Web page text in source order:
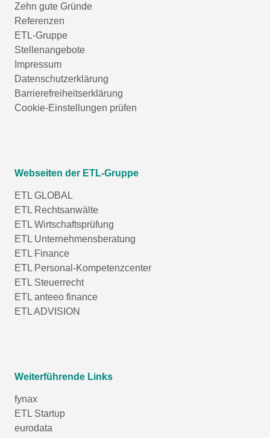
Zehn gute Gründe
Referenzen
ETL-Gruppe
Stellenangebote
Impressum
Datenschutzerklärung
Barrierefreiheitserklärung
Cookie-Einstellungen prüfen
Webseiten der ETL-Gruppe
ETL GLOBAL
ETL Rechtsanwälte
ETL Wirtschaftsprüfung
ETL Unternehmensberatung
ETL Finance
ETL Personal-Kompetenzcenter
ETL Steuerrecht
ETL anteeo finance
ETL ADVISION
Weiterführende Links
fynax
ETL Startup
eurodata